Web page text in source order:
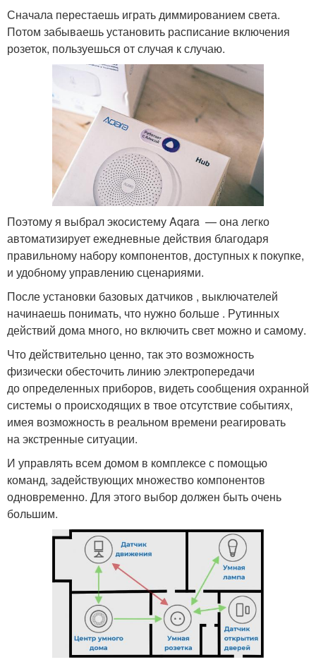
Сначала перестаешь играть диммированием света.
Потом забываешь установить расписание включения
розеток, пользуешься от случая к случаю.
Поэтому я выбрал экосистему Aqara — она легко
автоматизирует ежедневные действия благодаря
правильному набору компонентов, доступных к покупке,
и удобному управлению сценариями.
После установки базовых датчиков , выключателей
начинаешь понимать, что нужно больше . Рутинных
действий дома много, но включить свет можно и самому.
Что действительно ценно, так это возможность
физически обесточить линию электропередачи
до определенных приборов, видеть сообщения охранной
системы о происходящих в твое отсутствие событиях,
имея возможность в реальном времени реагировать
на экстренные ситуации.
И управлять всем домом в комплексе с помощью
команд, задействующих множество компонентов
одновременно. Для этого выбор должен быть очень
большим.